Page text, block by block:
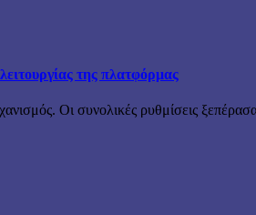
της πλατφόρμας
Οι συνολικές ρυθμίσεις